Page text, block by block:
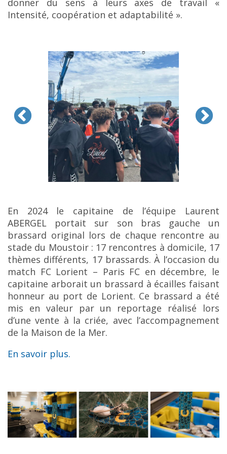
donner du sens à leurs axes de travail «
Intensité, coopération et adaptabilité ».
En 2024 le capitaine de l’équipe Laurent
ABERGEL portait sur son bras gauche un
brassard original lors de chaque rencontre au
stade du Moustoir : 17 rencontres à domicile, 17
thèmes différents, 17 brassards. À l’occasion du
match FC Lorient – Paris FC en décembre, le
capitaine arborait un brassard à écailles faisant
honneur au port de Lorient. Ce brassard a été
mis en valeur par un reportage réalisé lors
d’une vente à la criée, avec l’accompagnement
de la Maison de la Mer.
En savoir plus.